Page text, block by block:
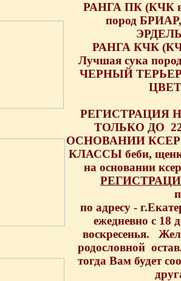
РАНГА ПК (КЧК в
пород
РАНГА КЧК (КЧК
Лучшая сука
ЧЕРНЫЙ
РЕГИСТРАЦИЯ
ТОЛЬКО ДО
ОСНОВАНИИ
КЛАССЫ беби,
на основании
по адресу -
ежедневно с 18
воскресенья.
родословной
тогда Вам будет